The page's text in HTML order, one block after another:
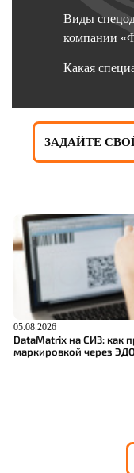
Виды
компании
Какая
ЗАДАЙТЕ
05.08.2026
DataMatrix на СИЗ: как
маркировкой через